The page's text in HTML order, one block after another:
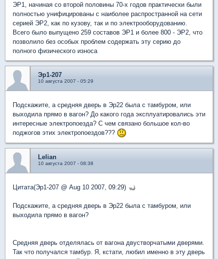
ЭР1, начиная со второй половины 70-х годов практически были
полностью унифицированы с наиболее распространной на сети
серией ЭР2, как по кузову, так и по электрооборудованию.
Всего было выпущено 259 составов ЭР1 и более 800 - ЭР2, что
позволило без особых проблем содержать эту серию до
полного физического износа
Эр1-207
10 августа 2007 - 05:29
Подскажите, а средняя дверь в Эр22 была с тамбуром, или
выходила прямо в вагон? До какого года эксплуатировались эти
интересные электропоезда? С чем связано большое кол-во
поджогов этих электропоездов???
Lelian
10 августа 2007 - 08:38
Цитата(Эр1-207 @ Aug 10 2007, 09:29)
Подскажите, а средняя дверь в Эр22 была с тамбуром, или
выходила прямо в вагон?
Средняя дверь отделялась от вагона двустворчатыми дверями.
Так что получался тамбур. Я, кстати, любил именно в эту дверь